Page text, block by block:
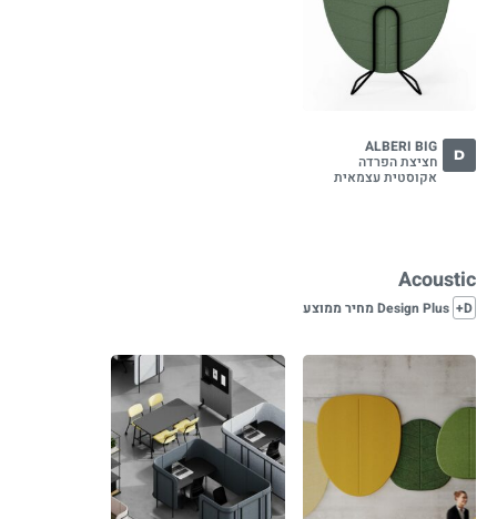
D
ALBERI BIG
חציצת הפרדה
אקוסטית עצמאית
Acoustic
D+ Design Plus מחיר ממוצע